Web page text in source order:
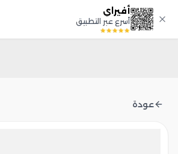
أفيراي
أسرع عبر التطبيقAfiray
عودة